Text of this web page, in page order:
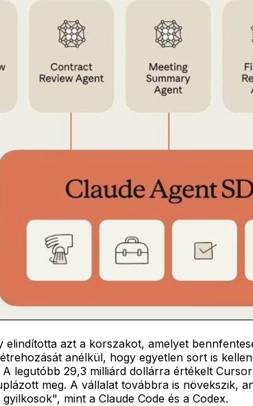
azt a korszakot, amelyet
anélkül, hogy egyetlen sort is
legutóbb 29,3 milliárd dollárra értékelt
meg. A vállalat továbbra is növekszik,
mint a Claude Code és a Codex.